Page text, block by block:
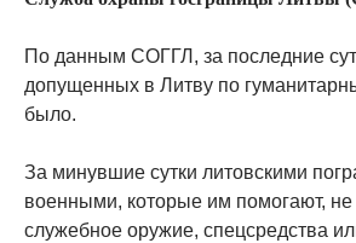
По данным СОГГЛ, за последние
допущенных в Литву по
было.
За минувшие сутки литовскими
военными, которые им помогают,
служебное оружие, спецсредства